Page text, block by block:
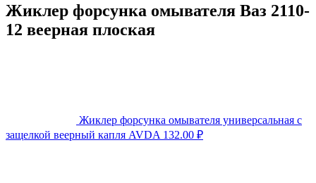
Жиклер форсунка омывателя Ваз 2110-
12 веерная плоская
Жиклер форсунка омывателя универсальная с
защелкой веерный капля AVDA 132.00 ₽